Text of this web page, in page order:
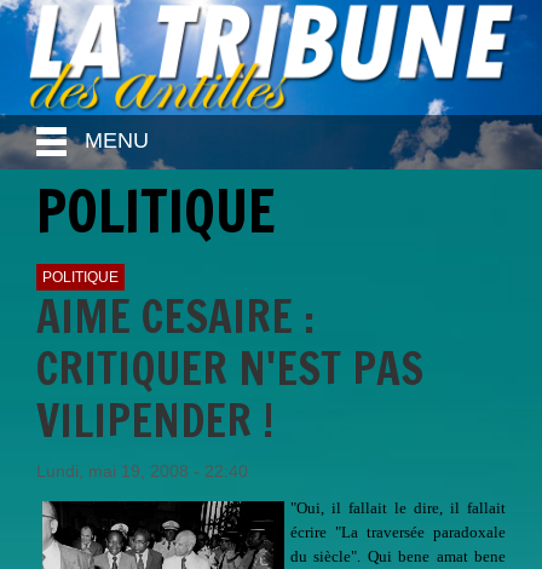
MENU
POLITIQUE
POLITIQUE
AIME CESAIRE :
CRITIQUER N'EST PAS
VILIPENDER !
Lundi, mai 19, 2008 - 22:40
"Oui, il fallait le dire, il fallait
écrire "La traversée paradoxale
du siècle". Qui bene amat bene